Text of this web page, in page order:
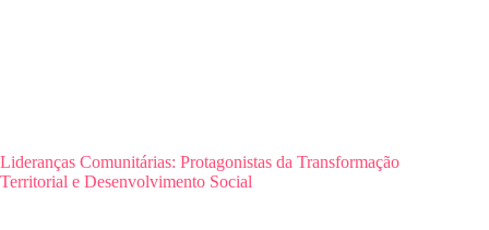
Lideranças Comunitárias: Protagonistas da Transformação
Territorial e Desenvolvimento Social